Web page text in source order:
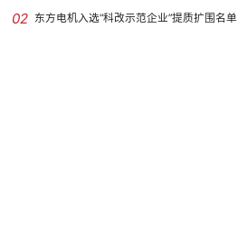
02 东方电机入选“科改示范企业”提质扩围名单